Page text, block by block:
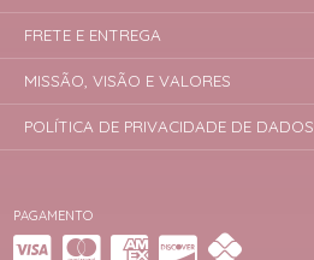
PAGAMENTO
FRETE E ENTREGA
MISSÃO, VISÃO E VALORES
POLÍTICA DE PRIVACIDADE DE DADOS